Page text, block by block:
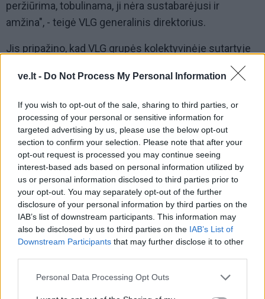
ve.lt - Do Not Process My Personal Information
If you wish to opt-out of the sale, sharing to third parties, or
processing of your personal or sensitive information for
targeted advertising by us, please use the below opt-out
section to confirm your selection. Please note that after your
opt-out request is processed you may continue seeing
interest-based ads based on personal information utilized by
us or personal information disclosed to third parties prior to
your opt-out. You may separately opt-out of the further
disclosure of your personal information by third parties on the
IAB’s list of downstream participants. This information may
also be disclosed by us to third parties on the IAB’s List of
Downstream Participants that may further disclose it to other
Personal Data Processing Opt Outs
peržiūrima, tobulinama, ji nėra sustabarėjusi ir
amžina", - teigė VLG generalinis direktorius.
Jis pripažino, kad VLG grupės kolektyvinėje sutartyje
numatytos sankcijos už darbo drausmės pažeidimus
iš tikrųjų yra griežtesnės nei galiojusios "Baltijos" laivų